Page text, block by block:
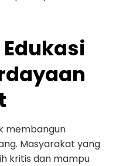
membangun
Masyarakat yang
kritis dan mampu